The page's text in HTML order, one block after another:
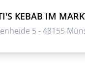
KEBAB IM
5 - 48155